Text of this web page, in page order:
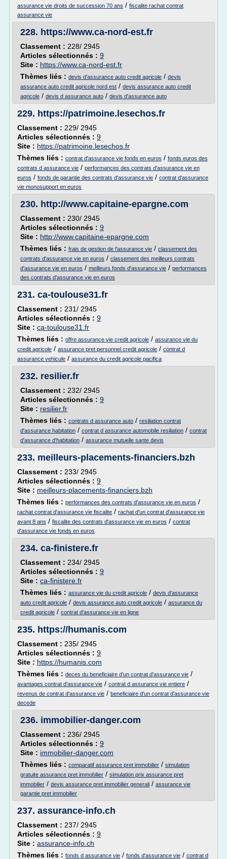
assurance vie droits de succession 70 ans / fiscalite rachat contrat
assurance vie
228. https://www.ca-nord-est.fr
Classement : 228/ 2945
Articles sélectionnés : 9
Site : https://www.ca-nord-est.fr
Thèmes liés : devis d'assurance auto credit agricole / devis
assurance auto credit agricole nord est / devis assurance auto credit
agricole / devis d assurance auto / devis d'assurance auto
229. https://patrimoine.lesechos.fr
Classement : 229/ 2945
Articles sélectionnés : 9
Site : https://patrimoine.lesechos.fr
Thèmes liés : contrat d'assurance vie fonds en euros / fonds euros des
contrats d assurance vie / performances des contrats d'assurance vie en
euros / fonds de garantie des contrats d'assurance vie / contrat d'assurance
vie monosupport en euros
230. http://www.capitaine-epargne.com
Classement : 230/ 2945
Articles sélectionnés : 9
Site : http://www.capitaine-epargne.com
Thèmes liés : frais de gestion de l'assurance vie / classement des
contrats d'assurance vie en euros / classement des meilleurs contrats
d'assurance vie en euros / meilleurs fonds d'assurance vie / performances
des contrats d'assurance vie en euros
231. ca-toulouse31.fr
Classement : 231/ 2945
Articles sélectionnés : 9
Site : ca-toulouse31.fr
Thèmes liés : offre assurance vie credit agricole / assurance vie du
credit agricole / assurance pret personnel credit agricole / contrat d
assurance vehicule / assurance du credit agricole pacifica
232. resilier.fr
Classement : 232/ 2945
Articles sélectionnés : 9
Site : resilier.fr
Thèmes liés : contrats d assurance auto / resiliation contrat
d'assurance habitation / contrat d assurance automobile resiliation / contrat
d'assurance d'habitation / assurance mutuelle sante devis
233. meilleurs-placements-financiers.bzh
Classement : 233/ 2945
Articles sélectionnés : 9
Site : meilleurs-placements-financiers.bzh
Thèmes liés : performances des contrats d'assurance vie en euros /
rachat contrat d'assurance vie fiscalite / rachat d'un contrat d'assurance vie
avant 8 ans / fiscalite des contrats d'assurance vie en euros / contrat
d'assurance vie fonds en euros
234. ca-finistere.fr
Classement : 234/ 2945
Articles sélectionnés : 9
Site : ca-finistere.fr
Thèmes liés : assurance vie du credit agricole / devis d'assurance
auto credit agricole / devis assurance auto credit agricole / assurance du
credit agricole / contrat d'assurance vie en ligne
235. https://humanis.com
Classement : 235/ 2945
Articles sélectionnés : 9
Site : https://humanis.com
Thèmes liés : deces du beneficiaire d'un contrat d'assurance vie /
avantages contrat d'assurance vie / contrat d assurance vie entiere /
revenus de contrat d'assurance vie / beneficiaire d'un contrat d'assurance vie
decede
236. immobilier-danger.com
Classement : 236/ 2945
Articles sélectionnés : 9
Site : immobilier-danger.com
Thèmes liés : comparatif assurance pret immobilier / simulation
gratuite assurance pret immobilier / simulation prix assurance pret
immobilier / devis assurance pret immobilier generali / assurance vie
garantie pret immobilier
237. assurance-info.ch
Classement : 237/ 2945
Articles sélectionnés : 9
Site : assurance-info.ch
Thèmes liés : fonds d assurance vie / fonds d'assurance vie / contrat d